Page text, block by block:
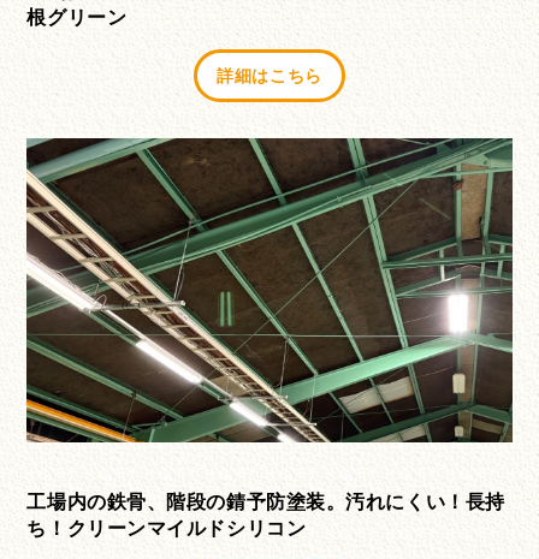
根グリーン
詳細はこちら
工場内の鉄骨、階段の錆予防塗装。汚れにくい！長持
ち！クリーンマイルドシリコン